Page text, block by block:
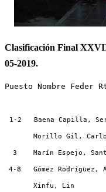
Clasificación Final
05-2019.
Puesto Nombre Feder
1-2   Baena Capilla,
Morillo Gil, Carlos
3    Marín Espejo,
4-8   Gómez Rodríguez,
Xinfu, Lin